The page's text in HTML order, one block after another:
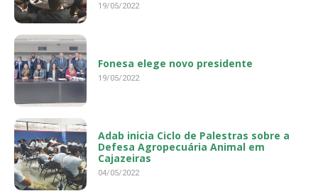
19/05/2022
Fonesa elege novo presidente
19/05/2022
Adab inicia Ciclo de Palestras sobre a
Defesa Agropecuária Animal em
Cajazeiras
04/05/2022